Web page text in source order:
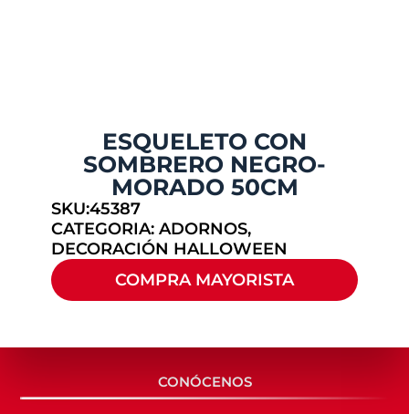
ESQUELETO CON
SOMBRERO NEGRO-
MORADO 50CM
SKU:45387
CATEGORIA: ADORNOS,
DECORACIÓN HALLOWEEN
COMPRA MAYORISTA
CONÓCENOS